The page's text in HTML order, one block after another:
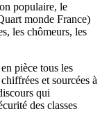
populaire, le
monde France)
les chômeurs, les
pièce tous les
et sourcées à
qui
des classes